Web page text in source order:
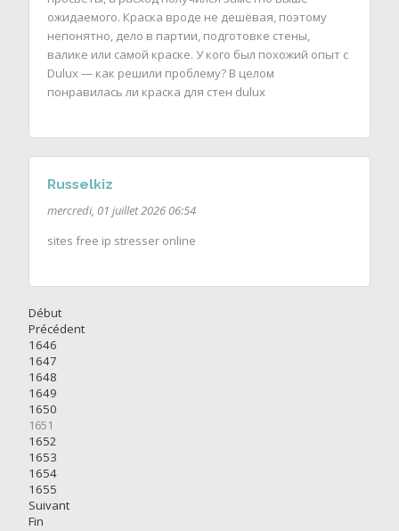
ожидаемого. Краска вроде не дешёвая, поэтому
непонятно, дело в партии, подготовке стены,
валике или самой краске. У кого был похожий опыт с
Dulux — как решили проблему? В целом
понравилась ли краска для стен dulux
Russelkiz
mercredi, 01 juillet 2026 06:54
sites free ip stresser online
Début
Précédent
1646
1647
1648
1649
1650
1651
1652
1653
1654
1655
Suivant
Fin